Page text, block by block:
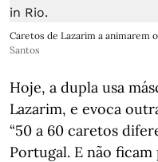
Caretos de Lazarim a animarem
Santos
Hoje, a dupla usa
Lazarim, e evoca
“50 a 60 caretos
Portugal. E não